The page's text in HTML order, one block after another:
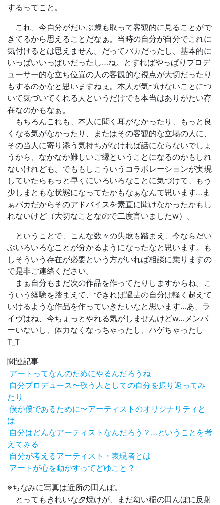
するってこと。
これ、今自分がだいぶ歳も取って客観的に見ることがで
きてるから思えることだなぁ。当時の自分が自分でこれに
気付けるとは思えません。だってバカだったし、基本的に
いっぱいいっぱいだったし…ね。とすればやっぱりプロデ
ューサー的な立ち位置の人の客観的な視点が大切だったり
もするのかなと思いますねぇ。本人が気づけないことにつ
いて気づいてくれる人というだけでも本当はありがたい存
在なのかもなぁ。
もちろんこれも、本人に聞く耳がなかったり、もっと良
くなる気がなかったり、またはその客観的な立場の人に、
その当人に寄り添う気持ちがなければ話にならないでしょ
うから、なかなか難しいご縁ということになるのかもしれ
ないけれども、でももしこういうコラボレーションが実現
していたらもっと早くにいろいろなことに気づけて、もう
少しまともな状態になってたかもなぁなんて思います…ま
ぁバカだからそのアドバイスを素直に聞けなかったかもし
れないけど（大切なことなので二度言いましたw）。
ということで、こんな数々の失敗も踏まえ、今ならだい
ぶいろいろなことが分かるようになったなと思います。も
しそういう存在が必要という方がいれば相談に乗りますの
で是非ご連絡ください。
まぁ自分もまだ次の作品を作ってたりしますからね。こ
ういう経験を踏まえて、できれば過去の自分は軽く超えて
いけるような作品を作っていきたいなと思います…あ、ラ
イヴはね、今ちょっとやれる気がしませんけどw…メンバ
ーいないし、体力なくなっちゃったし、ハゲちゃったし
T_T
関連記事
アートってなんのためにやるんだろうね
自分プロデュース〜歌う人としての自分を振り返ってみ
たり
僕が僕であるために〜アーティストのオリジナリティと
は
自分はどんなアーティストなんだろう？…ということを考
えてみる
自分が考えるアーティスト・表現者とは
アートが心を動かすってどゆこと？
※ちなみに写真は近所の田んぼ。
とってもきれいな夕焼けが、まだ幼い稲の田んぼに反射